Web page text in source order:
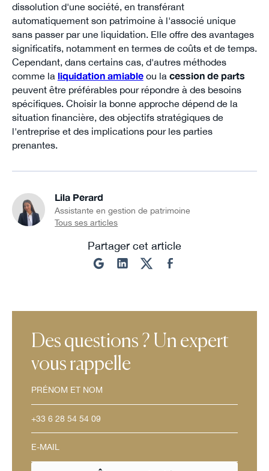
dissolution d'une société, en transférant
automatiquement son patrimoine à l'associé unique
sans passer par une liquidation. Elle offre des avantages
significatifs, notamment en termes de coûts et de temps.
Cependant, dans certains cas, d'autres méthodes
comme la liquidation amiableou la cession de parts
peuvent être préférables pour répondre à des besoins
spécifiques. Choisir la bonne approche dépend de la
situation financière, des objectifs stratégiques de
l'entreprise et des implications pour les parties
prenantes.
Lila Perard
Assistante en gestion de patrimoine
Tous ses articles
Partager cet article
Des questions ? Un expert
vous rappelle